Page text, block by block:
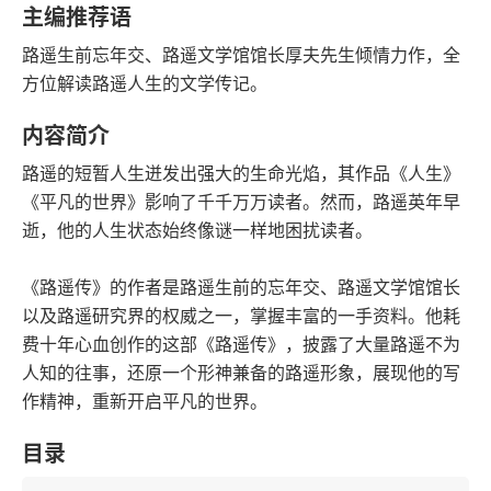
2021-01-01
发行日期
主编推荐语
路遥生前忘年交、路遥文学馆馆长厚夫先生倾情力作，全
方位解读路遥人生的文学传记。
内容简介
路遥的短暂人生迸发出强大的生命光焰，其作品《人生》
《平凡的世界》影响了千千万万读者。然而，路遥英年早
逝，他的人生状态始终像谜一样地困扰读者。
《路遥传》的作者是路遥生前的忘年交、路遥文学馆馆长
以及路遥研究界的权威之一，掌握丰富的一手资料。他耗
费十年心血创作的这部《路遥传》，披露了大量路遥不为
人知的往事，还原一个形神兼备的路遥形象，展现他的写
作精神，重新开启平凡的世界。
目录